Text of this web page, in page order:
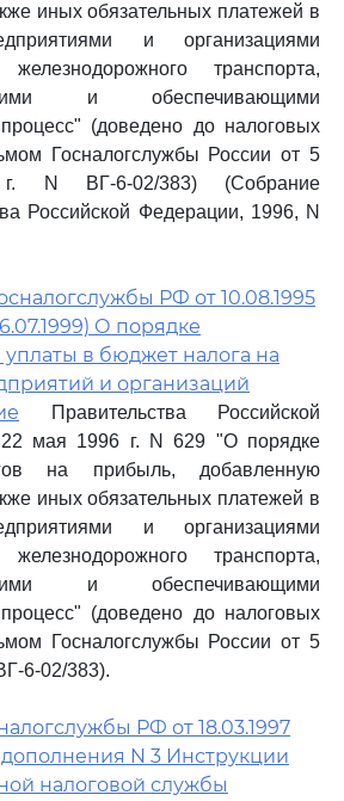
иных обязательных платежей в
и организациями
транспорта,
и обеспечивающими
(доведено до налоговых
Госналогслужбы России от 5
N ВГ-6-02/383) (Собрание
Российской Федерации, 1996, N
РФ от 10.08.1995
О порядке
в бюджет налога на
и организаций
Правительства Российской
мая 1996 г. N 629 "О порядке
на прибыль, добавленную
иных обязательных платежей в
и организациями
транспорта,
и обеспечивающими
(доведено до налоговых
Госналогслужбы России от 5
6-02/383).
РФ от 18.03.1997
N 3 Инструкции
налоговой службы